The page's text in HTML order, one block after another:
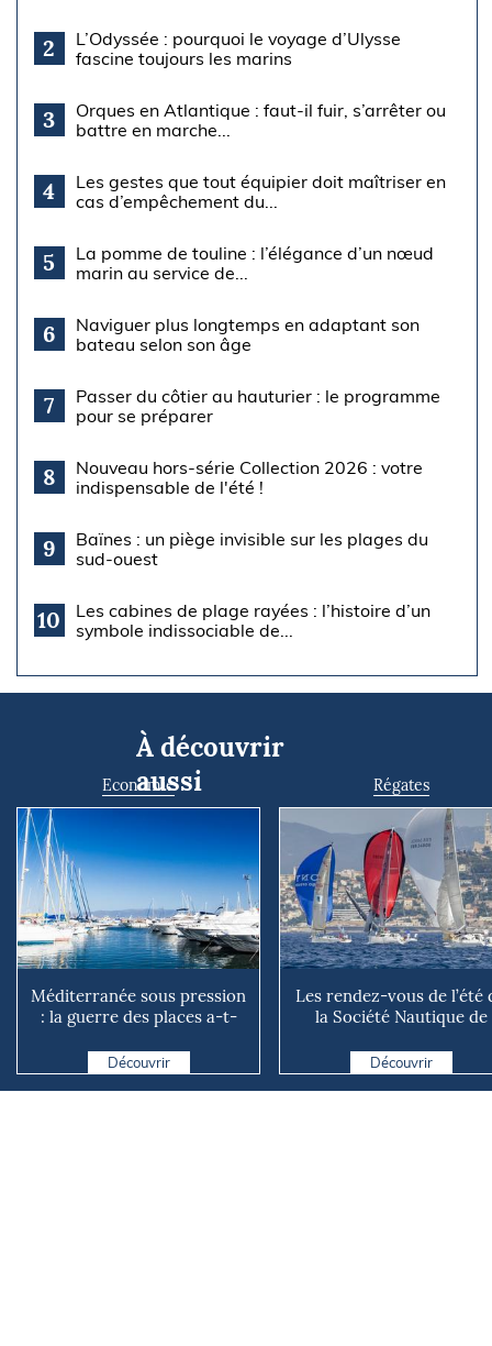
2
L’Odyssée : pourquoi le voyage d’Ulysse
fascine toujours les marins
3
Orques en Atlantique : faut-il fuir, s’arrêter ou
battre en marche...
4
Les gestes que tout équipier doit maîtriser en
cas d’empêchement du...
5
La pomme de touline : l’élégance d’un nœud
marin au service de...
6
Naviguer plus longtemps en adaptant son
bateau selon son âge
7
Passer du côtier au hauturier : le programme
pour se préparer
8
Nouveau hors-série Collection 2026 : votre
indispensable de l'été !
9
Baïnes : un piège invisible sur les plages du
sud-ouest
10
Les cabines de plage rayées : l’histoire d’un
symbole indissociable de...
À découvrir
aussi
Economie
Méditerranée sous pression
: la guerre des places a-t-
Découvrir
Régates
Les rendez-vous de l’été
la Société Nautique de
Découvrir